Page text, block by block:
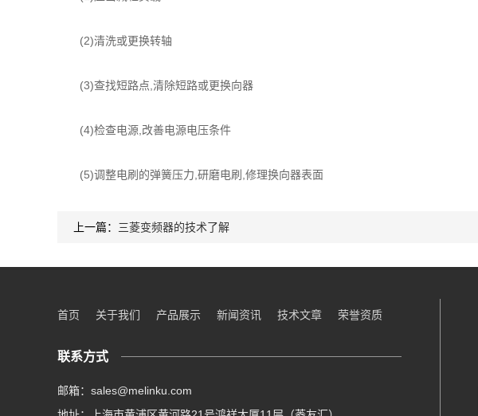
(2)清洗或更换转轴
(3)查找短路点,清除短路或更换向器
(4)检查电源,改善电源电压条件
(5)调整电刷的弹簧压力,研磨电刷,修理换向器表面
上一篇： 三菱变频器的技术了解
首页 关于我们 产品展示 新闻资讯 技术文章 荣誉资质
联系方式
邮箱：sales@melinku.com